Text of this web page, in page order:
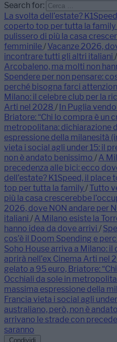
Search for:
La svolta dell’estate?
coperto top per tutta la family
pulissero di più la casa
femminile/ Vacanze 2026,
incontrare tutti gli altri italiani /
Arcobaleno, ma molti non
Spendere per non pensare:
perché bisogna farci
Milano: il celebre club per la
Arti nel 2028 / In Puglia
Briatore: “Chi lo compra è un
metropolitana: dichiarazione
espressione della milanesità
vieta i social agli under 15: il
non è andato benissimo / A
precedenza alle bici: ecco
dell’estate? K1Speed, il
top per tutta la family/ Tutto
più la casa crescerebbe
2026, dove NON andare per
italiani / A Milano esiste la
hanno idea da dove arrivi /
cos’è il Doom Spending e
Soho House arriva a Milano:
aprirà nell’ex Cinema Arti nel
gelato a 95 euro, Briatore:
Occhiali da sole in
massima espressione della
Francia vieta i social agli
australiano, però, non è
arrivano le strade con
saranno
Condividi